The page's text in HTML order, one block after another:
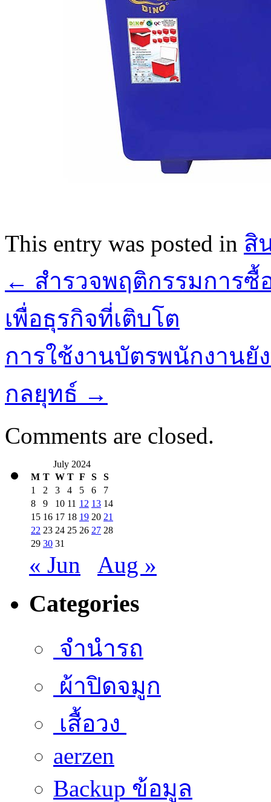
This entry was posted in สิ
← สำรวจพฤติกรรมการซื้
เพื่อธุรกิจที่เติบโต
การใช้งานบัตรพนักงานยั
กลยุทธ์ →
Comments are closed.
July 2024
M T W T F S
S
1
2 3 4 5 6
7
8
9 10 11 12 13 14
15 16 17 18 19 20 21
22 23 24 25 26 27 28
29 30 31
« Jun Aug »
Categories
จำนำรถ
ผ้าปิดจมูก
เสื้อวง
aerzen
Backup ข้อมูล